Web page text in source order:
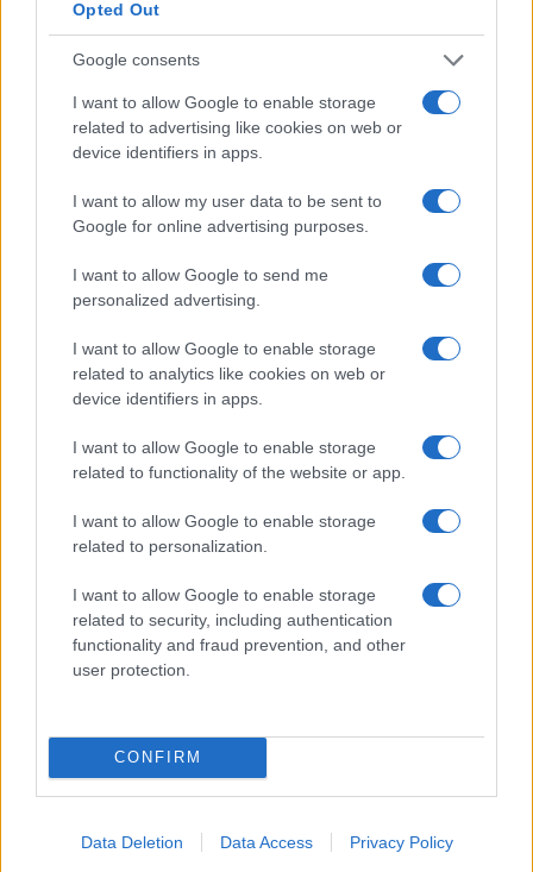
Opted Out
Google consents
I want to allow Google to enable storage
related to advertising like cookies on web or
device identifiers in apps.
I want to allow my user data to be sent to
Google for online advertising purposes.
I want to allow Google to send me
personalized advertising.
I want to allow Google to enable storage
related to analytics like cookies on web or
device identifiers in apps.
I want to allow Google to enable storage
related to functionality of the website or app.
I want to allow Google to enable storage
related to personalization.
I want to allow Google to enable storage
related to security, including authentication
functionality and fraud prevention, and other
user protection.
CONFIRM
Data Deletion Data Access Privacy Policy
Εάν η Περιφέρεια Αττικής δεν μπορεί να ανταποκριθεί
σε αυτή την βασική προϋπόθεση, ώστε να συνεχιστεί
όλους τους τόνους δίνοντας πλέον την ευθύνη στο
Υπουργείο Παιδείας το οποίο πρέπει να στείλει μόνιμο
και σε σταθερή βάση προσωπικό καθαριότητας για να
αντιμετωπιστεί αποτελεσματικά αυτή η πάγια
δυσλειτουργία του συστήματος των ”διαγωνισμών” της
Γιατί η υγεία των γονέων, των μαθητών και των
και ευθύνη.
ΕΡΓΑΖΟΜΕΝΟΙ ΔΟΜΗΣ»